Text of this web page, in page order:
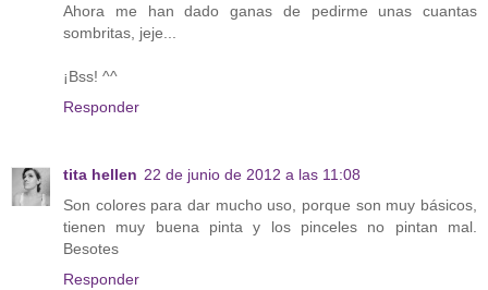
Ahora me han dado ganas de pedirme unas cuantas
sombritas, jeje...
¡Bss! ^^
Responder
tita hellen 22 de junio de 2012 a las 11:08
Son colores para dar mucho uso, porque son muy básicos,
tienen muy buena pinta y los pinceles no pintan mal.
Besotes
Responder